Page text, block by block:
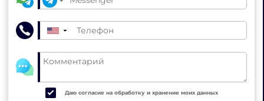
▼
Даю согласие на обработку и хранение моих данных